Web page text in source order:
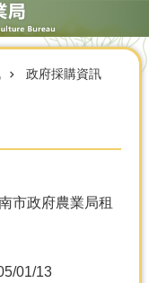
政府採購資訊
市政府農業局租
01/13